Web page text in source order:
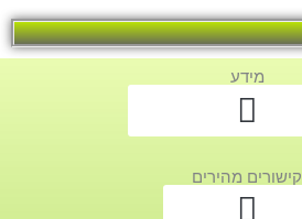
מידע
קישורים מהירים